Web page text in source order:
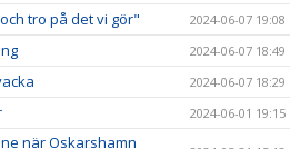
tro på det vi gör" 2024-06-07 19:08
2024-06-07 18:49
2024-06-07 18:29
2024-06-01 19:15
när Oskarshamn